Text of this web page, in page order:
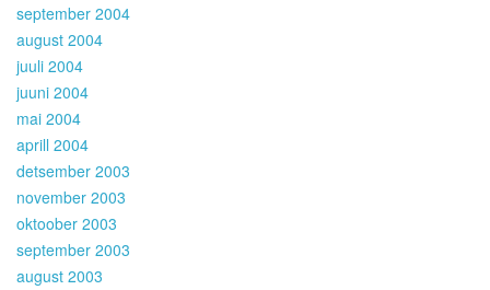
september 2004
august 2004
juuli 2004
juuni 2004
mai 2004
aprill 2004
detsember 2003
november 2003
oktoober 2003
september 2003
august 2003